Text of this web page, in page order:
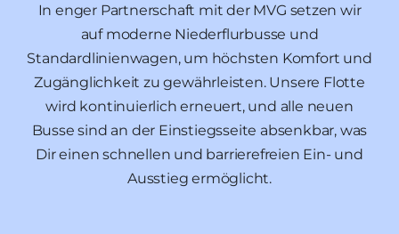
In enger Partnerschaft mit der MVG setzen wir
auf moderne Niederflurbusse und
Standardlinienwagen, um höchsten Komfort und
Zugänglichkeit zu gewährleisten. Unsere Flotte
wird kontinuierlich erneuert, und alle neuen
Busse sind an der Einstiegsseite absenkbar, was
Dir einen schnellen und barrierefreien Ein- und
Ausstieg ermöglicht.